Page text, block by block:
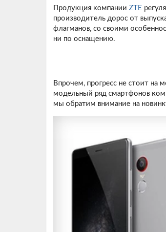
Продукция компании ZTE
производитель дорос от
флагманов, со своими
ни по оснащению.
Впрочем, прогресс не стоит на
модельный ряд смартфонов
мы обратим внимание на